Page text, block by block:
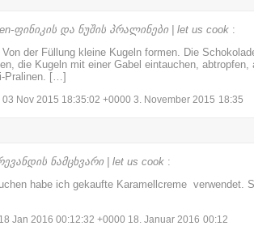
ფინიკის და ნუშის პრალინები | let us cook :
der Füllung kleine Kugeln formen. Die
die Kugeln mit einer Gabel eintauchen,
Pralinen. […]
Nov 2015 18:35:02 +0000 3. November 2015 18:35
ნამცხვარი | let us cook :
habe ich gekaufte Karamellcreme verwendet.
Jan 2016 00:12:32 +0000 18. Januar 2016 00:12